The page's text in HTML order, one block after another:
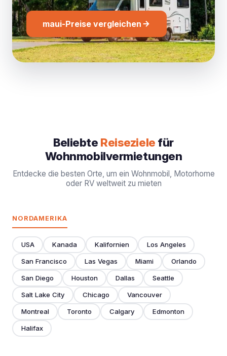
gewählte Fahrzeug direkt über die Plattform.
maui-Preise vergleichen
Beliebte Reiseziele für
Wohnmobilvermietungen
Entdecke die besten Orte, um ein Wohnmobil, Motorhome
oder RV weltweit zu mieten
NORDAMERIKA
USA Kanada Kalifornien Los Angeles
San Francisco Las Vegas Miami Orlando
San Diego Houston Dallas Seattle
Salt Lake City Chicago Vancouver
Montreal Toronto Calgary Edmonton
Halifax